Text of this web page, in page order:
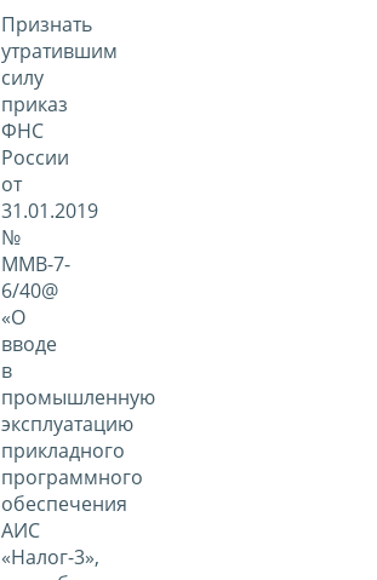
Признать
утратившим
силу
приказ
ФНС
России
от
31.01.2019
№
ММВ-7-
6/40@
«О
вводе
в
промышленную
эксплуатацию
прикладного
программного
обеспечения
АИС
«Налог-3»,